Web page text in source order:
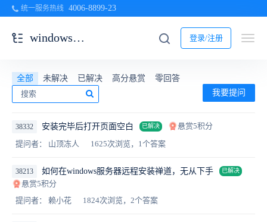
统一服务热线 4006-8899-23
登录/注册
windows一键安装包
全部 未解决 已解决 高分悬赏
零回答
我要提问
38332 安装完毕后打开页面空白 已解决
悬赏5积分
提问者： 山顶冻人
1625次浏览，1个答案
38213 如何在windows服务器远程安装禅道，无从下手 已解决
悬赏5积分
提问者： 赖小花
1824次浏览，2个答案